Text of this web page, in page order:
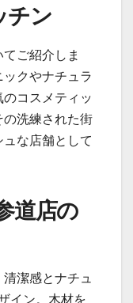
チン
ご紹介しま
クやナチュラ
コスメティッ
の洗練された街
な店舗として
道店の
潔感とナチュ
イン。木材を